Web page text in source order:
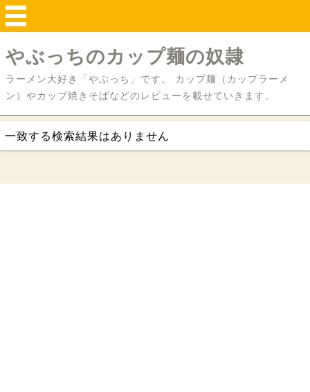
やぶっちのカップ麺の奴隷
ラーメン大好き「やぶっち」です。 カップ麺（カップラーメ
ン）やカップ焼きそばなどのレビューを載せていきます。
一致する検索結果はありません